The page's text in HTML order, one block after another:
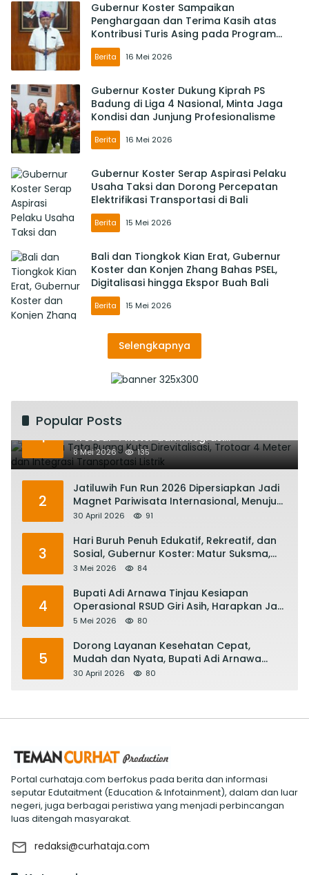
Gubernur Koster Sampaikan
Penghargaan dan Terima Kasih atas
Kontribusi Turis Asing pada Program
PWA
Berita 16 Mei 2026
Gubernur Koster Dukung Kiprah PS
Badung di Liga 4 Nasional, Minta Jaga
Kondisi dan Junjung Profesionalisme
Berita 16 Mei 2026
Gubernur Koster Serap Aspirasi Pelaku
Usaha Taksi dan Dorong Percepatan
Elektrifikasi Transportasi di Bali
Berita 15 Mei 2026
Bali dan Tiongkok Kian Erat, Gubernur
Koster dan Konjen Zhang Bahas PSEL,
Digitalisasi hingga Ekspor Buah Bali
Berita 15 Mei 2026
Selengkapnya
Popular Posts
1
Rencana Tata Ruang Kuta Direvitalisasi,
Trotoar 4 Meter dan Integrasi
Transportasi Listrik
8 Mei 2026 135
2
Jatiluwih Fun Run 2026 Dipersiapkan Jadi
Magnet Pariwisata Internasional, Menuju
Satu Abad Pariwisata Bali
30 April 2026 91
3
Hari Buruh Penuh Edukatif, Rekreatif, dan
Sosial, Gubernur Koster: Matur Suksma,
Keringat Pekerja Mesin Ekonomi Bali
3 Mei 2026 84
4
Bupati Adi Arnawa Tinjau Kesiapan
Operasional RSUD Giri Asih, Harapkan Jadi
RS Rujukan Terbaik
5 Mei 2026 80
5
Dorong Layanan Kesehatan Cepat,
Mudah dan Nyata, Bupati Adi Arnawa
Evaluasi ‘Mantap Nak Badung’
30 April 2026 80
Portal curhataja.com berfokus pada berita dan informasi
seputar Edutaitment (Education & Infotainment), dalam dan luar
negeri, juga berbagai peristiwa yang menjadi perbincangan
luas ditengah masyarakat.
redaksi@curhataja.com